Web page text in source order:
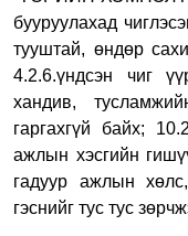
бууруулахад
тууштай, өндөр
4.2.6.үндсэн чиг
хандив,
гаргахгүй байх;
ажлын хэсгийн
гадуур ажлын
гэснийг тус тус